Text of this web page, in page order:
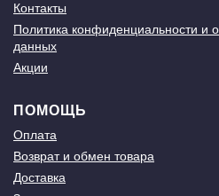
Контакты
Политика конфиденциальности и
данных
Акции
ПОМОЩЬ
Оплата
Возврат и обмен товара
Доставка